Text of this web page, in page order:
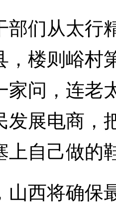
们从太行
，楼则峪村
家问，连老
发展电商，
上自己做的
将确保最